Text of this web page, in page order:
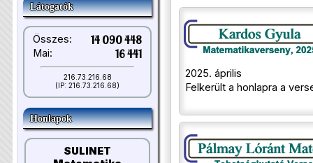
Látogatók
Összes: 14 090 448
Mai: 16 441
216.73.216.68
(IP: 216.73.216.68)
Honlapok
SULINET
2025. április
Felkerült a honlapra a